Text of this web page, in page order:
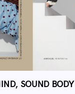
SOUND BODY